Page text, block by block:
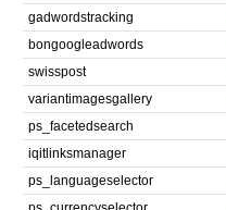
gadwordstracking
bongoogleadwords
swisspost
variantimagesgallery
ps_facetedsearch
iqitlinksmanager
ps_languageselector